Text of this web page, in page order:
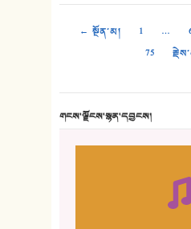
← སྔོན་མ། 1 …
75
གངས་ལྗོངས་སྙན་དབྱངས།